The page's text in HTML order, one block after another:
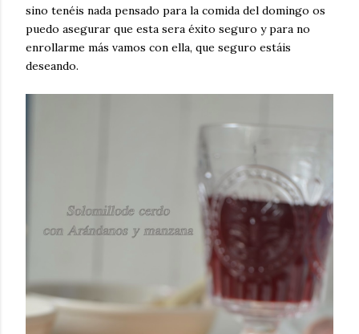
sino tenéis nada pensado para la comida del domingo os
puedo asegurar que esta sera éxito seguro y para no
enrollarme más vamos con ella, que seguro estáis
deseando.